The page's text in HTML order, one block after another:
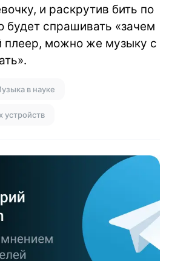
и раскрутив бить по
будет спрашивать «зачем
плеер, можно же музыку с
в науке
устройств